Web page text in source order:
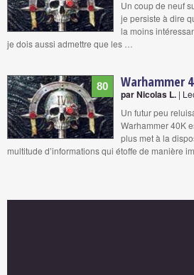
Un coup de neuf
je persiste à dire
la moins
je dois aussi admettre que les …
80 Warhammer
par Nicolas L. |
Un futur peu
Warhammer 40K
plus met à la
multitude d’informations qui étoffe de manière